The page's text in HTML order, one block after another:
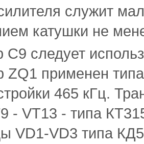
служит
катушки не
С9 следует
ZQ1 применен
465 кГц.
- VT13 - типа
VD1-VD3 типа